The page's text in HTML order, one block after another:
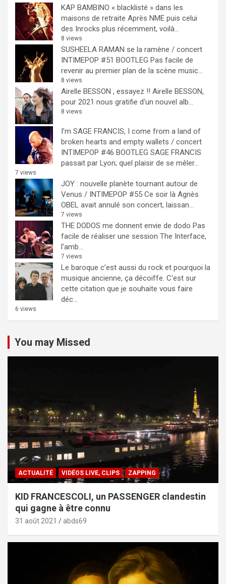
KAP BAMBINO « blacklisté » dans les
maisons de retraite Après NME puis celui
des Inrocks plus récemment, voilà...
8 views
SUSHEELA RAMAN se la ramène / concert
INTIMEPOP #51 BOOTLEG Pas facile de
revenir au premier plan de la scène music...
8 views
Airelle BESSON , essayez !! Airelle BESSON,
pour 2021 nous gratifie d'un nouvel alb...
8 views
I’m SAGE FRANCIS, I come from a land of
broken hearts and empty wallets / concert
INTIMEPOP #46 BOOTLEG SAGE FRANCIS
passait par Lyon; quel plaisir de se mêler...
7 views
JOY : nouvelle planète tournant autour de
Venus / INTIMEPOP #55 Ce soir là Agnès
OBEL avait annulé son concert, laissan...
7 views
THE DODOS me donnent envie de dodo Pas
facile de réaliser une session The Interface,
l'amb...
7 views
Le baroque c’est aussi du rock et pourquoi la
musique ancienne, ça décoiffe. C'est sur
cette citation que je souhaite vous faire
déc...
6 views
You may Missed
ACTUALITÉ VIDÉOS LIVE, CLIPS ZAPPING
KID FRANCESCOLI, un PASSENGER clandestin
qui gagne à être connu
31 août 2021 abds69